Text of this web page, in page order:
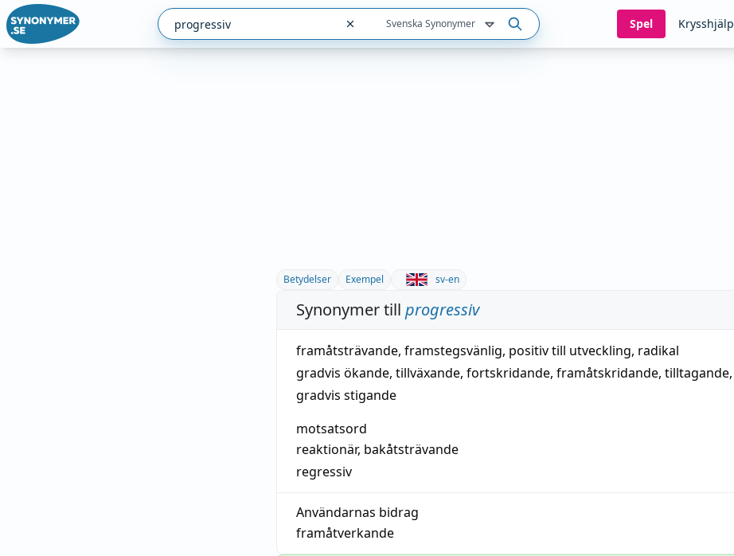
Svenska Synonymer Spel Krysshjälp
Betydelser Exempel sv-en
Synonymer till progressiv
framåtsträvande, framstegsvänlig, positiv till utveckling, radikal
gradvis ökande, tillväxande, fortskridande, framåtskridande, tilltagande,
gradvis stigande
motsatsord
reaktionär, bakåtsträvande
regressiv
Användarnas bidrag
framåtverkande